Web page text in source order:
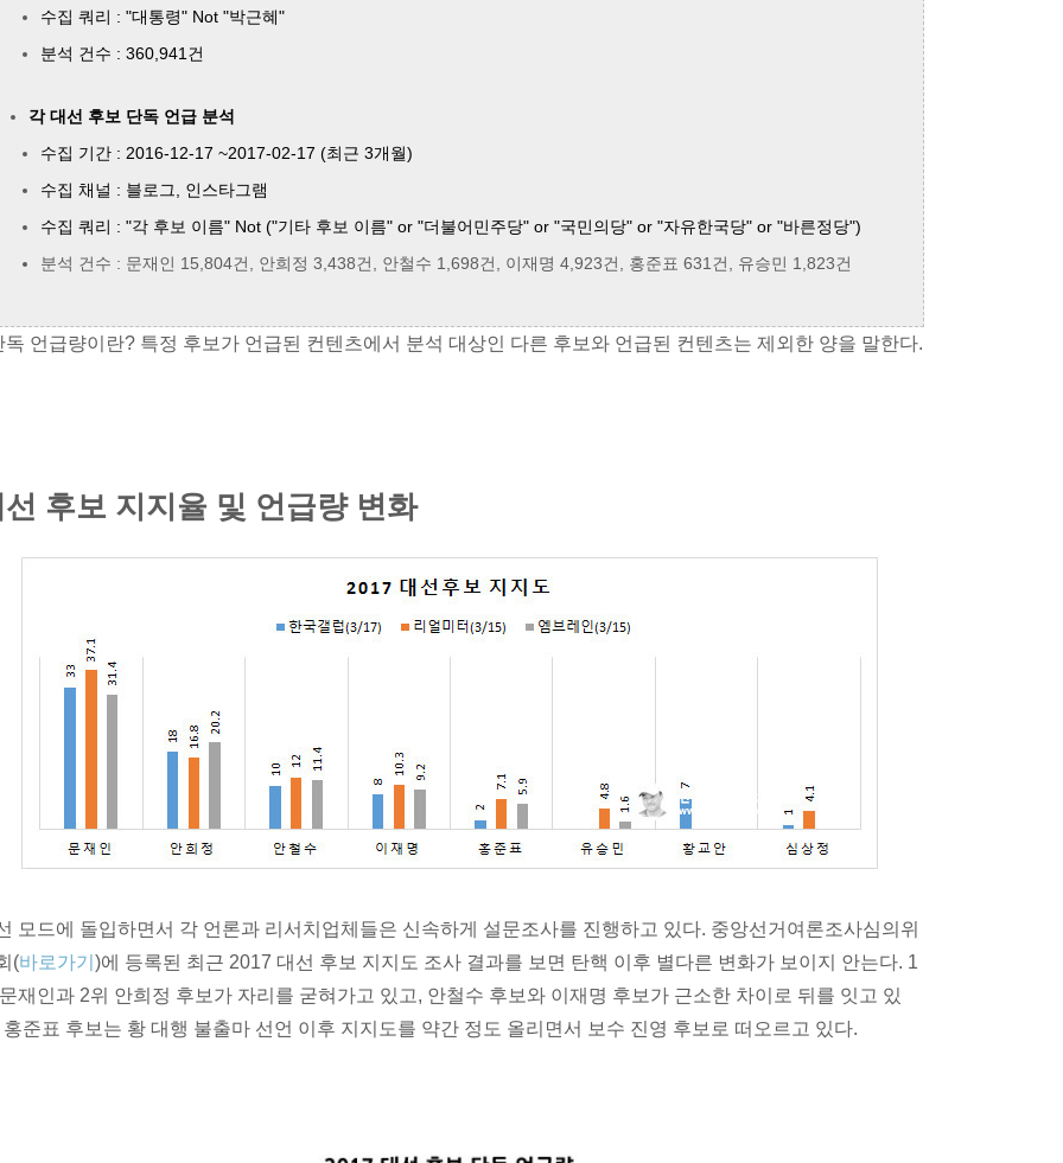
수집 쿼리 : "대통령" Not "박근혜"
분석 건수 : 360,941건
각 대선 후보 단독 언급 분석
수집 기간 : 2016-12-17 ~2017-02-17 (최근 3개월)
수집 채널 : 블로그, 인스타그램
수집 쿼리 : "각 후보 이름" Not ("기타 후보 이름" or "더불어민주당" or "국민의당" or "자유한국당" or "바른정당")
분석 건수 : 문재인 15,804건, 안희정 3,438건, 안철수 1,698건, 이재명 4,923건, 홍준표 631건, 유승민 1,823건
독 언급량이란? 특정 후보가 언급된 컨텐츠에서 분석 대상인 다른 후보와 언급된 컨텐츠는 제외한 양을 말한다.
후보 지지율 및 언급량 변화
모드에 돌입하면서 각 언론과 리서치업체들은 신속하게 설문조사를 진행하고 있다. 중앙선거여론조사심의위
(바로가기 )에 등록된 최근 2017 대선 후보 지지도 조사 결과를 보면 탄핵 이후 별다른 변화가 보이지 안는다. 1
재인과 2위 안희정 후보가 자리를 굳혀가고 있고, 안철수 후보와 이재명 후보가 근소한 차이로 뒤를 잇고 있
홍준표 후보는 황 대행 불출마 선언 이후 지지도를 약간 정도 올리면서 보수 진영 후보로 떠오르고 있다.